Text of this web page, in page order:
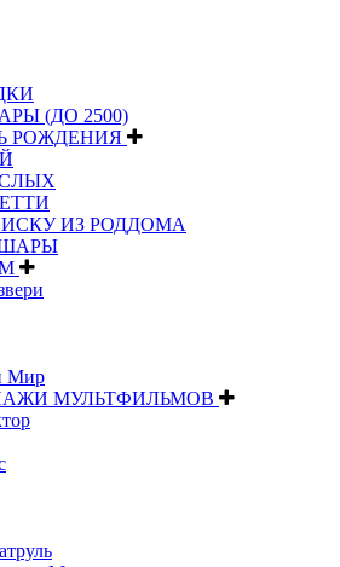
(ДО 2500)
РОЖДЕНИЯ
ИЗ РОДДОМА
Мир
МУЛЬТФИЛЬМОВ